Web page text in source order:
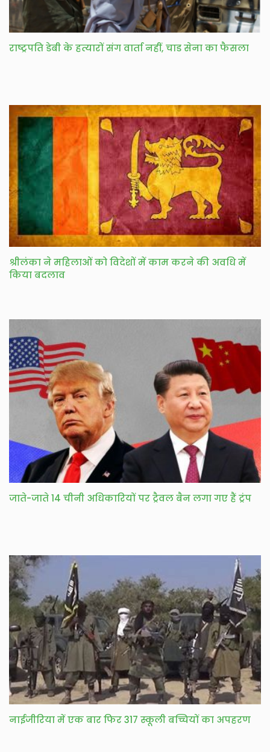
राष्ट्रपति डेबी के हत्यारों संग वार्ता नहीं, चाड सेना का फैसला
श्रीलंका ने महिलाओं को विदेशों में काम करने की अवधि में
किया बदलाव
जाते-जाते 14 चीनी अधिकारियों पर ट्रैवल बैन लगा गए हैं ट्रंप
नाईजीरिया में एक बार फिर 317 स्कूली बच्चियों का अपहरण